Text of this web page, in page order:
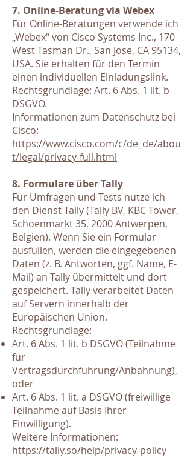
7. Online-Beratung via Webex
Für Online-Beratungen verwende ich
„Webex“ von Cisco Systems Inc., 170
West Tasman Dr., San Jose, CA 95134,
USA. Sie erhalten für den Termin
einen individuellen Einladungslink.
Rechtsgrundlage: Art. 6 Abs. 1 lit. b
DSGVO.
Informationen zum Datenschutz bei
Cisco:
https://www.cisco.com/c/de_de/abou
t/legal/privacy-full.html
8. Formulare über Tally
Für Umfragen und Tests nutze ich
den Dienst Tally (Tally BV, KBC Tower,
Schoenmarkt 35, 2000 Antwerpen,
Belgien). Wenn Sie ein Formular
ausfüllen, werden die eingegebenen
Daten (z. B. Antworten, ggf. Name, E-
Mail) an Tally übermittelt und dort
gespeichert. Tally verarbeitet Daten
auf Servern innerhalb der
Europäischen Union.
Rechtsgrundlage:
Art. 6 Abs. 1 lit. b DSGVO (Teilnahme
für
Vertragsdurchführung/Anbahnung),
oder
Art. 6 Abs. 1 lit. a DSGVO (freiwillige
Teilnahme auf Basis Ihrer
Einwilligung).
Weitere Informationen:
https://tally.so/help/privacy-policy